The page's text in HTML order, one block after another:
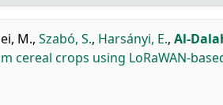
M., Szabó, S., Harsányi, E., Al-
crops using LoRaWAN-